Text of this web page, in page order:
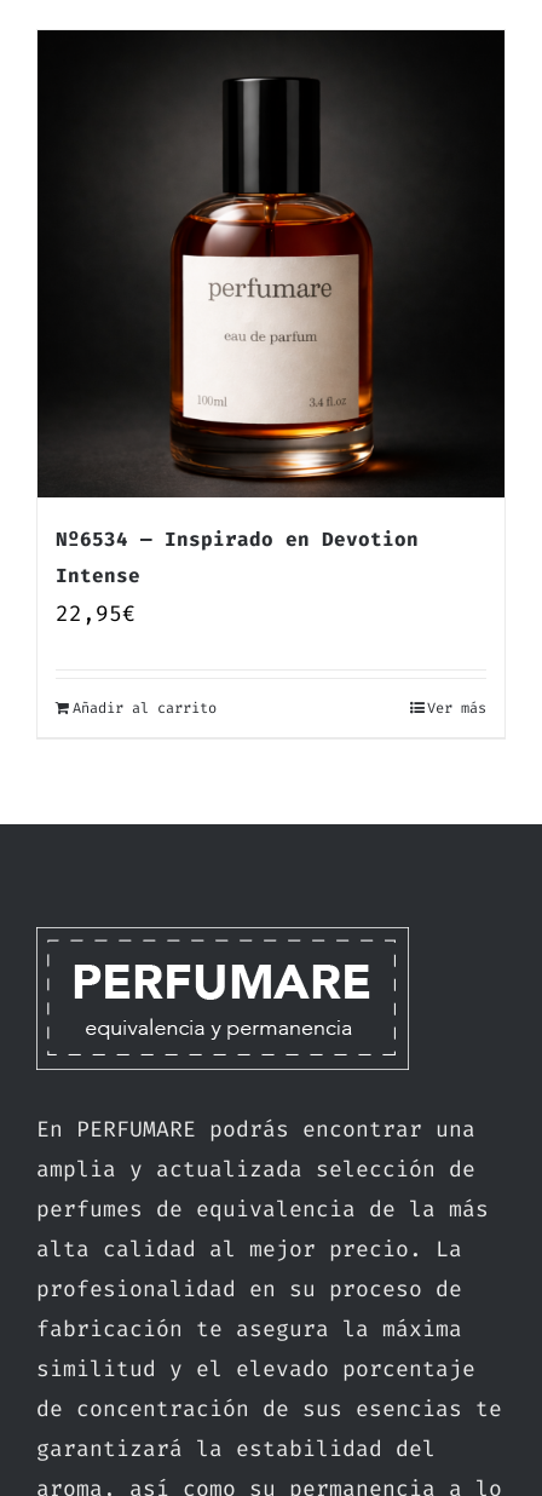
Nº6534 — Inspirado en Devotion
Intense
22,95€
Añadir al carrito Ver más
En PERFUMARE podrás encontrar una
amplia y actualizada selección de
perfumes de equivalencia de la más
alta calidad al mejor precio. La
profesionalidad en su proceso de
fabricación te asegura la máxima
similitud y el elevado porcentaje
de concentración de sus esencias te
garantizará la estabilidad del
aroma, así como su permanencia a lo